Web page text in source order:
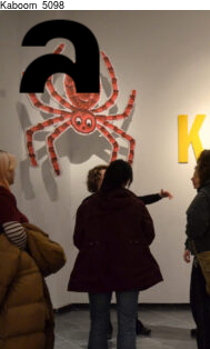
Kaboom_5098